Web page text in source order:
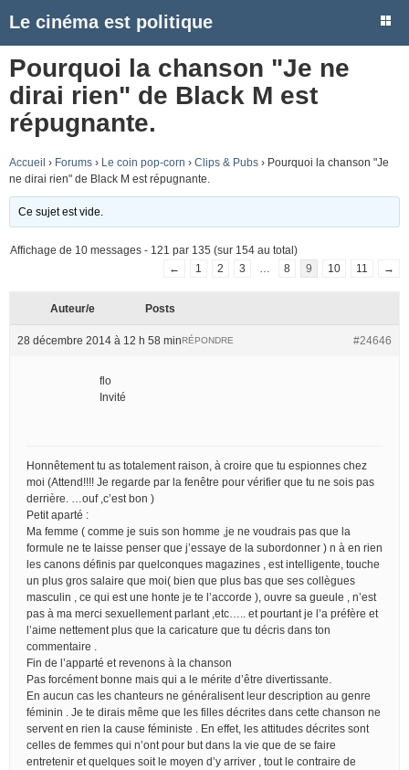
Le cinéma est politique
Pourquoi la chanson "Je ne
dirai rien" de Black M est
répugnante.
Accueil › Forums › Le coin pop-corn › Clips & Pubs › Pourquoi la chanson "Je
ne dirai rien" de Black M est répugnante.
Ce sujet est vide.
Affichage de 10 messages - 121 par 135 (sur 154 au total)
←
1 2 3 8 9 10 11 →
Auteur/e Posts
28 décembre 2014 à 12 h 58 min #24646
RÉPONDRE
flo
Invité
Honnêtement tu as totalement raison, à croire que tu espionnes chez
moi (Attend!!!! Je regarde par la fenêtre pour vérifier que tu ne sois pas
derrière. …ouf ,c’est bon )
Petit aparté :
Ma femme ( comme je suis son homme ,je ne voudrais pas que la
formule ne te laisse penser que j’essaye de la subordonner ) n à en rien
les canons définis par quelconques magazines , est intelligente, touche
un plus gros salaire que moi( bien que plus bas que ses collègues
masculin , ce qui est une honte je te l’accorde ), ouvre sa gueule , n’est
pas à ma merci sexuellement parlant ,etc….. et pourtant je l’a préfère et
l’aime nettement plus que la caricature que tu décris dans ton
commentaire .
Fin de l’apparté et revenons à la chanson
Pas forcément bonne mais qui a le mérite d’être divertissante.
En aucun cas les chanteurs ne généralisent leur description au genre
féminin . Je te dirais même que les filles décrites dans cette chanson ne
servent en rien la cause féministe . En effet, les attitudes décrites sont
celles de femmes qui n’ont pour but dans la vie que de se faire
entretenir et quelques soit le moyen d’y arriver , tout le contraire de